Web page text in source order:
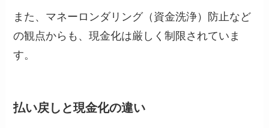
また、マネーロンダリング（資金洗浄）防止など
の観点からも、現金化は厳しく制限されていま
す。
払い戻しと現金化の違い